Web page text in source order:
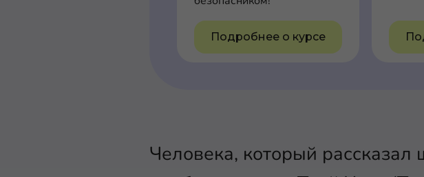
Подробнее о курсе
Человека, который